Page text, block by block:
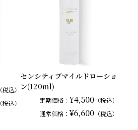
（税込）
（税込）
センシティブマイルドローショ
ン(120ml)
定期価格： ¥4,500 （税込）
通常価格： ¥6,600 （税込）